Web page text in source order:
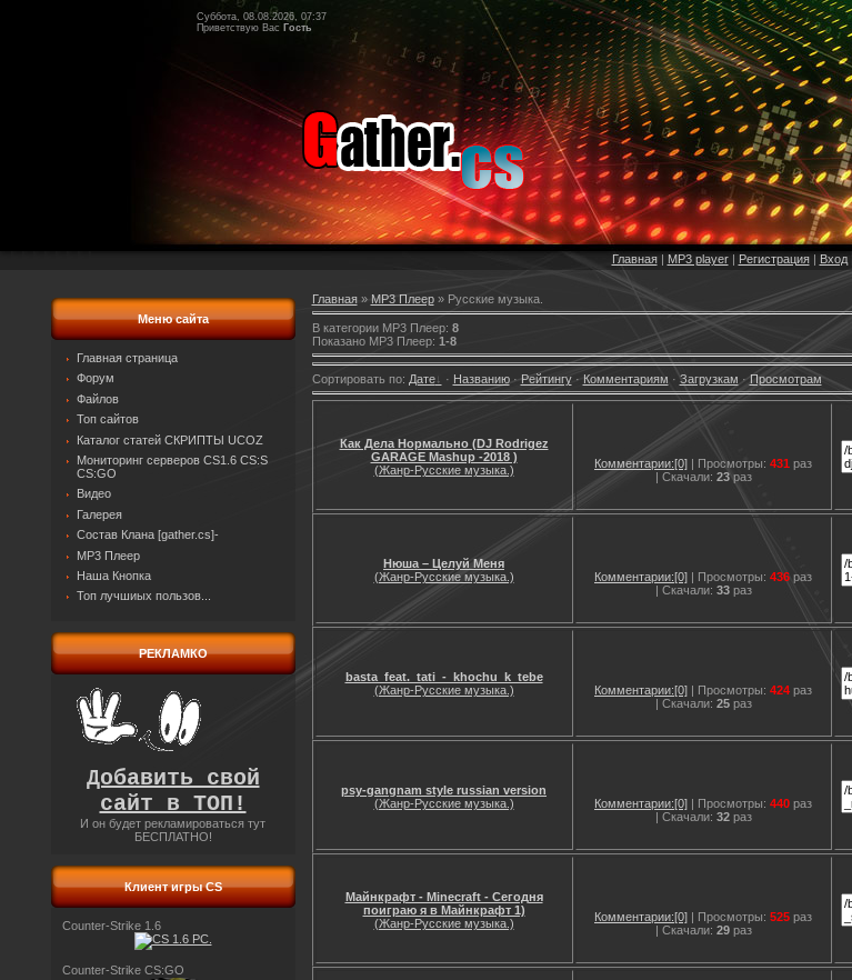
Суббота, 08.08.2026, 07:37
Приветствую Вас Гость
Главная| MP3 player| Регистрация| Вход
Меню сайта
Главная страница
Форум
Файлов
Топ сайтов
Каталог статей СКРИПТЫ UCOZ
Мониторинг серверов CS1.6 CS:S
CS:GO
Видео
Галерея
Состав Клана [gather.cs]-
MP3 Плеер
Наша Кнопка
Топ лучшиых пользов...
РЕКЛАМКО
Добавить свой
сайт в ТОП!
И он будет рекламироваться тут
БЕСПЛАТНО!
Клиент игры CS
Counter-Strike 1.6
Counter-Strike CS:GO
Главная» MP3 Плеер» Русские музыка.
В категории MP3 Плеер: 8
Показано MP3 Плеер: 1-8
Сортировать по: Дате · Названию·Рейтингу· Комментариям ·Загрузкам ·Просмотрам
Как Дела Нормально (DJ Rodrigez
GARAGE Mashup -2018 )
(Жанр-Русские музыка.)
Комментарии:[0] | Просмотры: 431 раз
| Скачали: 23раз
Нюша – Целуй Меня
(Жанр-Русские музыка.)
Комментарии:[0] | Просмотры: 436 раз
| Скачали: 33раз
basta_feat._tati_-_khochu_k_tebe
(Жанр-Русские музыка.)
Комментарии:[0] | Просмотры: 424 раз
| Скачали: 25раз
psy-gangnam style russian version
(Жанр-Русские музыка.)
Комментарии:[0] | Просмотры: 440 раз
| Скачали: 32раз
Майнкрафт - Minecraft - Сегодня
поиграю я в Майнкрафт 1)
(Жанр-Русские музыка.)
Комментарии:[0] | Просмотры: 525 раз
| Скачали: 29раз